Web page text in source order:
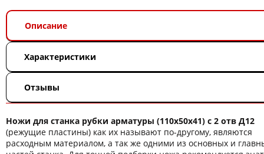
Описание
Характеристики
Отзывы
Ножи для станка рубки арматуры (110х50х41) с 2 отв Д12
(режущие пластины) как их называют по-другому, являются
расходным материалом, а так же одними из основных и